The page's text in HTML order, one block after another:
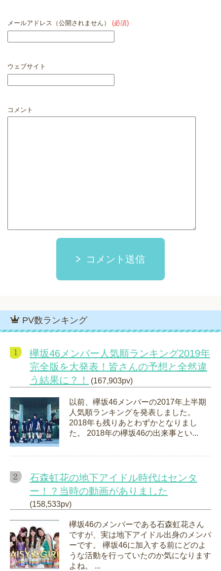
メールアドレス（公開されません） (必須)
ウェブサイト
コメント
コメント送信
PV数ランキング
欅坂46メンバー人気順ランキング2019年
完全版を大発表！皆さんの予想と全然違
う結果に？！
(167,903pv)
以前、欅坂46メンバーの2017年上半期
人気順ランキングを発表しました。
2018年も残りあとわずかとなりまし
た。 2018年の欅坂46の出来事とい...
石森虹花の地下アイドル時代はセンタ
ー！？当時の動画がありました
(158,533pv)
欅坂46のメンバーである石森虹花さん
ですが、実は地下アイドル出身のメンバ
ーです。 欅坂46に加入する前にどのよ
うな活動を行っていたのか気になります
よね。 ...